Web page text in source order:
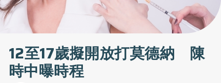
12至17歲擬開放打莫德納 陳
時中曝時程